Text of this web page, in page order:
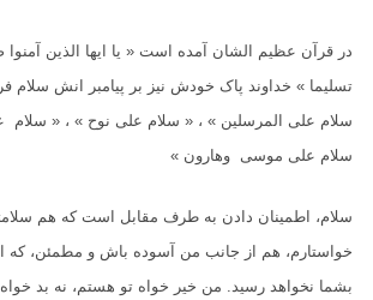
در قرآن عظیم الشان آمده است « یا ایها الذین آمنوا
تسلیما » خداوند پاک خودش نیز بر پیامبر انش سلام
سلام علی المرسلین » ، « سلام علی نوح » ، « سلام
سلام علی موسی وهارون »
سلام، اطمینان دادن به طرف مقابل است كه هم
خواستارم، هم از جانب من آسوده باش و مطمئن،
بشما نخواهد رسید. من خیر خواه تو هستم، نه بد